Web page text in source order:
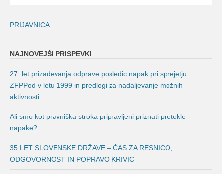
PRIJAVNICA
NAJNOVEJŠI PRISPEVKI
27. let prizadevanja odprave posledic napak pri sprejetju
ZFPPod v letu 1999 in predlogi za nadaljevanje možnih
aktivnosti
Ali smo kot pravniška stroka pripravljeni priznati pretekle
napake?
35 LET SLOVENSKE DRŽAVE – ČAS ZA RESNICO,
ODGOVORNOST IN POPRAVO KRIVIC